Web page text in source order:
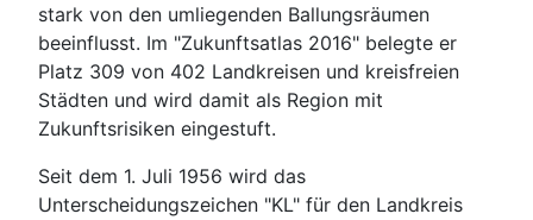
stark von den umliegenden Ballungsräumen
beeinflusst. Im "Zukunftsatlas 2016" belegte er
Platz 309 von 402 Landkreisen und kreisfreien
Städten und wird damit als Region mit
Zukunftsrisiken eingestuft.
Seit dem 1. Juli 1956 wird das
Unterscheidungszeichen "KL" für den Landkreis